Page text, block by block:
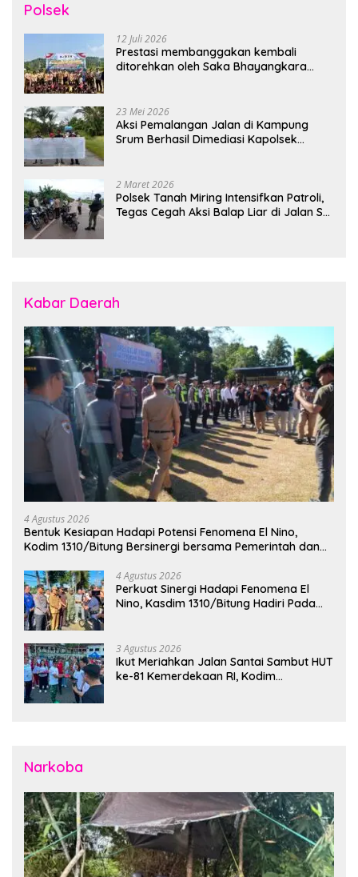
Polsek
12 Juli 2026
Prestasi membanggakan kembali
ditorehkan oleh Saka Bhayangkara
23 Mei 2026
Aksi Pemalangan Jalan di Kampung
Srum Berhasil Dimediasi Kapolsek
2 Maret 2026
Polsek Tanah Miring Intensifkan Patroli,
Tegas Cegah Aksi Balap Liar di Jalan SP
Kabar Daerah
4 Agustus 2026
Bentuk Kesiapan Hadapi Potensi Fenomena El Nino,
Kodim 1310/Bitung Bersinergi bersama Pemerintah dan
Bencana
4 Agustus 2026
Perkuat Sinergi Hadapi Fenomena El
Nino, Kasdim 1310/Bitung Hadiri Pada
3 Agustus 2026
Ikut Meriahkan Jalan Santai Sambut HUT
ke-81 Kemerdekaan RI, Kodim
Narkoba